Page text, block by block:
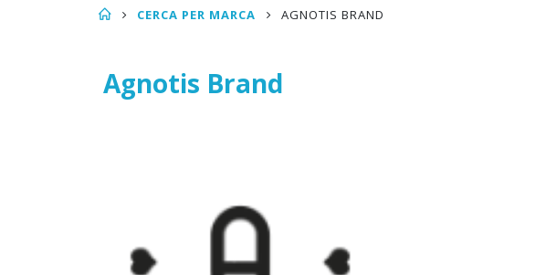
CERCA PER MARCA AGNOTIS BRAND
Agnotis Brand